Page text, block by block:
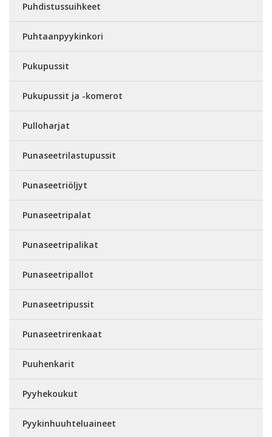
Puhdistussuihkeet
Puhtaanpyykinkori
Pukupussit
Pukupussit ja -komerot
Pulloharjat
Punaseetrilastupussit
Punaseetriöljyt
Punaseetripalat
Punaseetripalikat
Punaseetripallot
Punaseetripussit
Punaseetrirenkaat
Puuhenkarit
Pyyhekoukut
Pyykinhuuhteluaineet